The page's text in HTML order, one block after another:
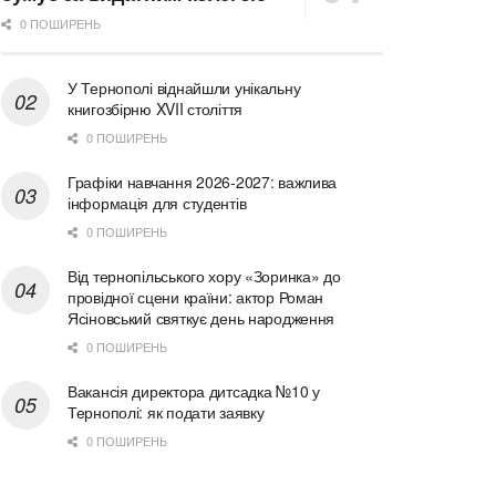
0 ПОШИРЕНЬ
У Тернополі віднайшли унікальну
книгозбірню XVII століття
0 ПОШИРЕНЬ
Графіки навчання 2026-2027: важлива
інформація для студентів
0 ПОШИРЕНЬ
Від тернопільського хору «Зоринка» до
провідної сцени країни: актор Роман
Ясіновський святкує день народження
0 ПОШИРЕНЬ
Вакансія директора дитсадка №10 у
Тернополі: як подати заявку
0 ПОШИРЕНЬ